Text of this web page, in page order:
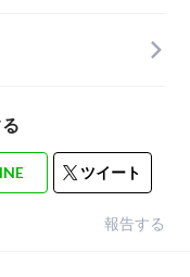
ツイート
報告する